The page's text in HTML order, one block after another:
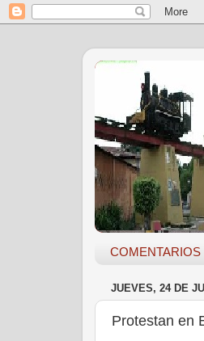
COMENTARIOS
JUEVES, 24 DE
Protestan en